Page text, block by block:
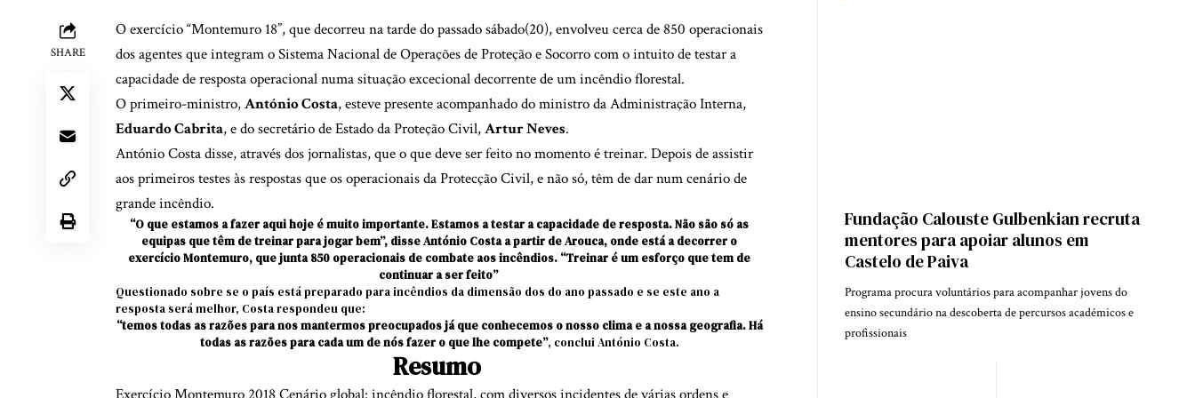
SHARE
O exercício “Montemuro 18”, que decorreu na tarde do passado sábado(20), envolveu cerca de 850 operacionais
dos agentes que integram o Sistema Nacional de Operações de Proteção e Socorro com o intuito de testar a
capacidade de resposta operacional numa situação excecional decorrente de um incêndio florestal.
O primeiro-ministro,António Costa, esteve presente acompanhado do ministro da Administração Interna,
Eduardo Cabrita, e do secretário de Estado da Proteção Civil,Artur Neves.
António Costa disse, através dos jornalistas, que o que deve ser feito no momento é treinar. Depois de assistir
aos primeiros testes às respostas que os operacionais da Protecção Civil, e não só, têm de dar num cenário de
grande incêndio.
“O que estamos a fazer aqui hoje é muito importante. Estamos a testar a capacidade de resposta. Não são só as
equipas que têm de treinar para jogar bem”, disse António Costa a partir de Arouca, onde está a decorrer o
exercício Montemuro, que junta 850 operacionais de combate aos incêndios. “Treinar é um esforço que tem de
continuar a ser feito”
Questionado sobre se o país está preparado para incêndios da dimensão dos do ano passado e se este ano a
resposta será melhor, Costa respondeu que:
“temos todas as razões para nos mantermos preocupados já que conhecemos o nosso clima e a nossa geografia.Há
todas as razões para cada um de nós fazer o que lhe compete”, conclui António Costa.
Resumo
Exercício Montemuro 2018 Cenário global: incêndio florestal, com diversos incidentes de várias ordens e
Fundação Calouste Gulbenkian recruta
mentores para apoiar alunos em
Castelo de Paiva
Programa procura voluntários para acompanhar jovens do
ensino secundário na descoberta de percursos académicos e
profissionais